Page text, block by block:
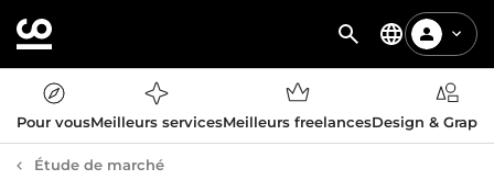
Pour vousMeilleurs servicesMeilleurs freelancesDesign &
Étude de marché